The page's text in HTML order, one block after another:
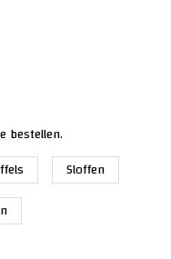
bestellen.
Sloffen